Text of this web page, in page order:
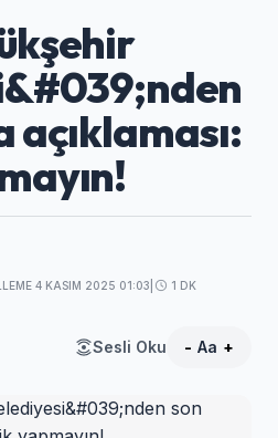
4 KASIM 2025 01:03 1 DK
Sesli Oku - Aa +